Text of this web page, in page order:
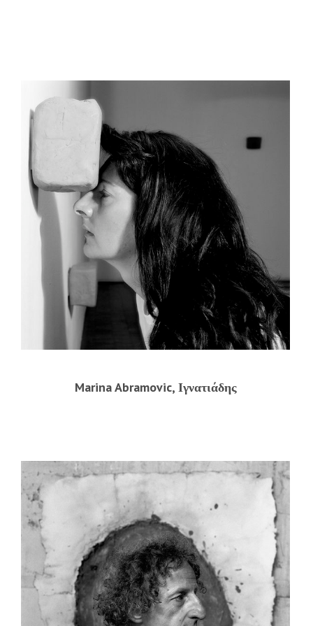
Marina Abramovic, Ιγνατιάδης